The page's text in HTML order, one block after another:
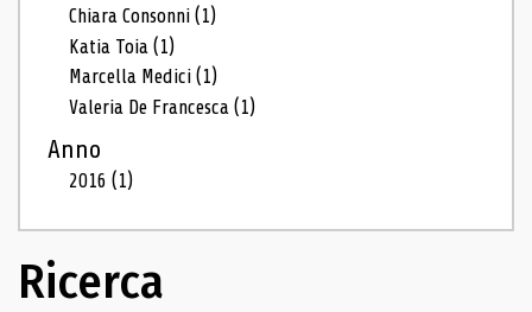
Chiara Consonni(1)
Katia Toia(1)
Marcella Medici(1)
Valeria De Francesca(1)
Anno
2016(1)
Ricerca